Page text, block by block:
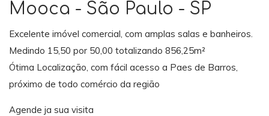
Mooca - São Paulo - SP
Excelente imóvel comercial, com amplas salas e banheiros.
Medindo 15,50 por 50,00 totalizando 856,25m²
Ótima Localização, com fácil acesso a Paes de Barros,
próximo de todo comércio da região
Agende ja sua visita